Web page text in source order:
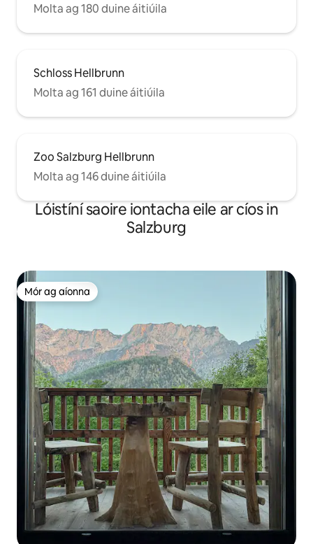
Molta ag 180 duine áitiúila
Schloss Hellbrunn
Molta ag 161 duine áitiúila
Zoo Salzburg Hellbrunn
Molta ag 146 duine áitiúila
Lóistíní saoire iontacha eile ar cíos in
Salzburg
Mór ag aíonna
Mór ag aíonna